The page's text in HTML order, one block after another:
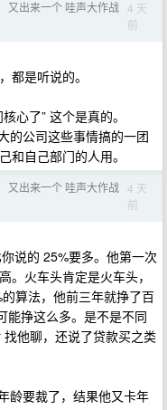
又出来一个 哇声大作战 4 天
前
都是听说的。
心了” 这个是真的。
的公司这些事情搞的一团
和自己部门的人用。
又出来一个 哇声大作战 4 天
前
说的 25%要多。他第一次
。火车头肯定是火车头，
算法，他前三年就挣了百
能挣这么多。是不是不同
他聊，还说了贷款买之类
龄要裁了，结果他又卡年